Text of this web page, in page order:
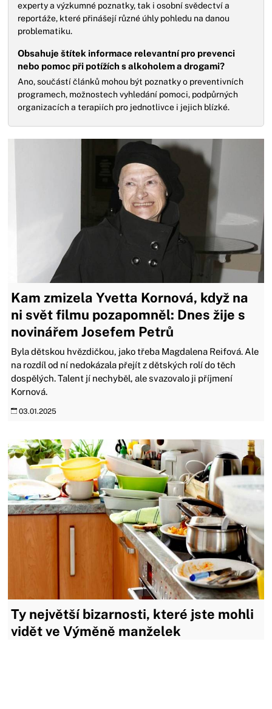
experty a výzkumné poznatky, tak i osobní svědectví a
reportáže, které přinášejí různé úhly pohledu na danou
problematiku.
Obsahuje štítek informace relevantní pro prevenci
nebo pomoc při potížích s alkoholem a drogami?
Ano, součástí článků mohou být poznatky o preventivních
programech, možnostech vyhledání pomoci, podpůrných
organizacích a terapiích pro jednotlivce i jejich blízké.
Kam zmizela Yvetta Kornová, když na
ni svět filmu pozapomněl: Dnes žije s
novinářem Josefem Petrů
Byla dětskou hvězdičkou, jako třeba Magdalena Reifová. Ale
na rozdíl od ní nedokázala přejít z dětských rolí do těch
dospělých. Talent jí nechyběl, ale svazovalo ji příjmení
Kornová.
03.01.2025
Ty největší bizarnosti, které jste mohli
vidět ve Výměně manželek